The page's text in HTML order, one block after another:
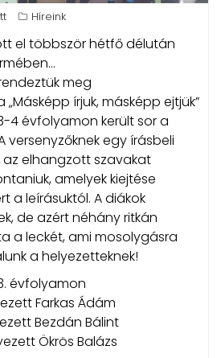
Híreink
el többször hétfő délután
meg
írjuk, másképp ejtjük”
4 évfolyamon került sor a
versenyzőknek egy írásbeli
elhangzott szavakat
amelyek kiejtése
a leírásuktól. A diákok
de azért néhány ritkán
a leckét, ami mosolygásra
a helyezetteknek!
évfolyamon
Farkas Ádám
Bezdán Bálint
Ökrös Balázs